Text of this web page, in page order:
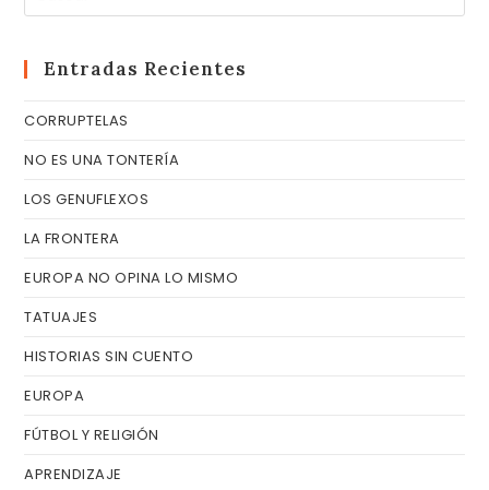
Entradas Recientes
CORRUPTELAS
NO ES UNA TONTERÍA
LOS GENUFLEXOS
LA FRONTERA
EUROPA NO OPINA LO MISMO
TATUAJES
HISTORIAS SIN CUENTO
EUROPA
FÚTBOL Y RELIGIÓN
APRENDIZAJE